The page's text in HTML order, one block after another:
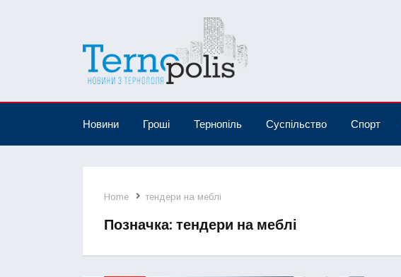
Новини Гроші Тернопіль Суспільство Спорт
Home тендери на меблі
Позначка: тендери на меблі